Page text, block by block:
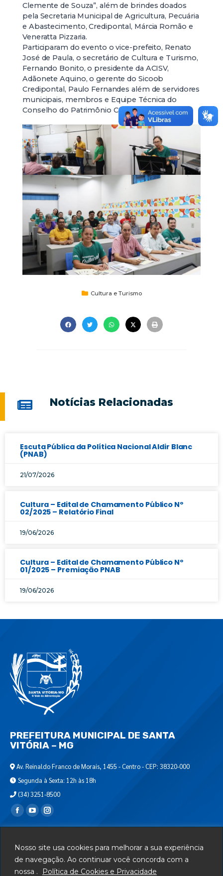
Nosso site usa cookies para melhorar a sua experiência
de navegação. Ao continuar você concorda com a
nossa .
Política de Cookies e Privacidade
Clemente de Souza”, além de brindes doados
pela Secretaria Municipal de Agricultura, Pecuária
e Abastecimento, Credipontal, Márcia Romão e
Veneratta Pizzaria.
Participaram do evento o vice-prefeito, Renato
José de Paula, o secretário de Cultura e Turismo,
Fernando Bonito, o presidente da ACISV,
Adãonete Aquino, o gerente do Sicoob
Credipontal, Paulo Fernandes além de servidores
municipais, membros e Equipe Técnica do
Conselho do Patrimônio Cultural e a imprensa.
Cultura e Turismo
Notícias Relacionadas
Escuta Pública da Política Nacional Aldir Blanc
(PNAB)
21/07/2026
Cultura – Edital de Chamamento Público Nº
02/2025 – Relatório Final
19/06/2026
Cultura – Edital de Chamamento Público Nº
01/2025 – Premiação PNAB
19/06/2026
PREFEITURA MUNICIPAL DE SANTA
VITÓRIA – MG
Av. Reinaldo Franco de Morais, 1455 - Centro - CEP: 38320-000
Segunda à Sexta: 12h às 18h
(34) 3251-8500
Encontre-nos em:
Departamento de T.I.
Serviços